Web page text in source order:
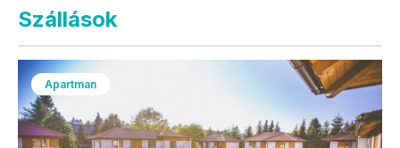
Szállások
Apartman